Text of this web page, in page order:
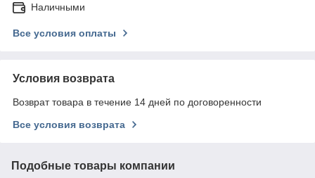
Наличными
Все условия оплаты
Условия возврата
Возврат товара в течение 14 дней по договоренности
Все условия возврата
Подобные товары компании